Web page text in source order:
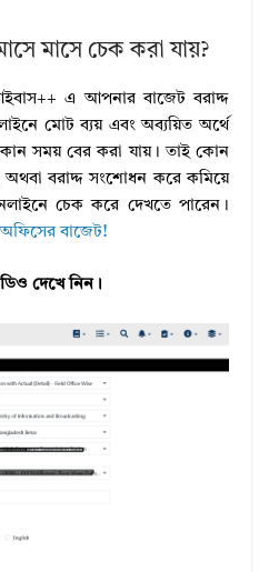
মাসে চেক করা যায়?
এ আপনার বাজেট বরাদ্দ
মোট ব্যয় এবং অব্যয়িত অর্থে
সময় বের করা যায়। তাই কোন
বরাদ্দ সংশোধন করে কমিয়ে
চেক করে দেখতে পারেন।
বাজেট!
দেখে নিন।